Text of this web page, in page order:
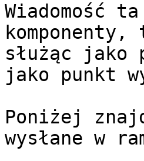
Wiadomość
służąc jako
jako punkt
Poniżej
wysłane w